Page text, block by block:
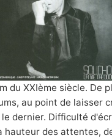
du XXIème siècle. De
au point de laisser
dernier. Difficulté
hauteur des attentes,